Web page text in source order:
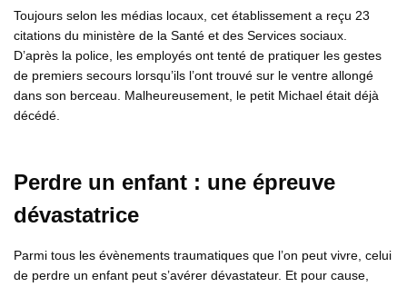
Toujours selon les médias locaux, cet établissement a reçu 23
citations du ministère de la Santé et des Services sociaux.
D’après la police, les employés ont tenté de pratiquer les gestes
de premiers secours lorsqu’ils l’ont trouvé sur le ventre allongé
dans son berceau. Malheureusement, le petit Michael était déjà
décédé.
Perdre un enfant : une épreuve
dévastatrice
Parmi tous les évènements traumatiques que l’on peut vivre, celui
de perdre un enfant peut s’avérer dévastateur. Et pour cause,